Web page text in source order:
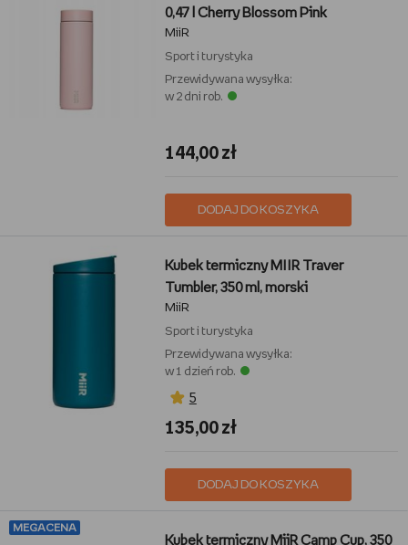
0,47 l Cherry Blossom Pink
MiiR
Sport i turystyka
Przewidywana wysyłka:
w 2 dni rob.
144,00 zł
DODAJ DO KOSZYKA
Kubek termiczny MIIR Traver
Tumbler, 350 ml, morski
MiiR
Sport i turystyka
Przewidywana wysyłka:
w 1 dzień rob.
5
135,00 zł
DODAJ DO KOSZYKA
MEGACENA
Kubek termiczny MiiR Camp Cup, 350